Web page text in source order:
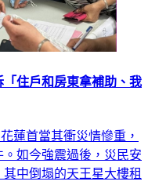
住戶和房東拿補助、我
蓮首當其衝災情慘重，
如今強震過後，災民安
中倒塌的天王星大樓租